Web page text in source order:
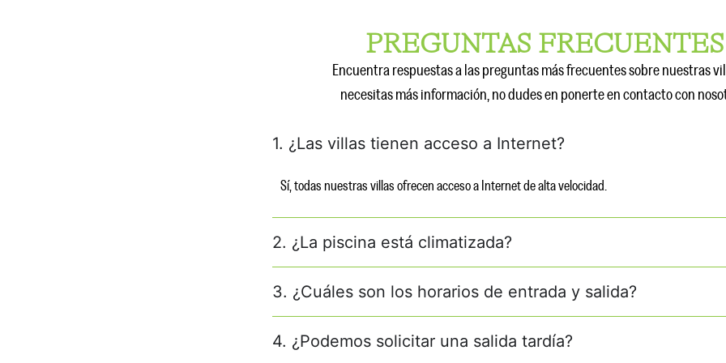
PREGUNTAS FRECUENTES
Encuentra respuestas a las preguntas más frecuentes sobre nuestras
necesitas más información, no dudes en ponerte en contacto con
1. ¿Las villas tienen acceso a Internet?
Sí, todas nuestras villas ofrecen acceso a Internet de alta velocidad.
2. ¿La piscina está climatizada?
3. ¿Cuáles son los horarios de entrada y salida?
4. ¿Podemos solicitar una salida tardía?